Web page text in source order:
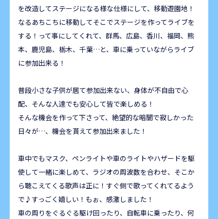
を改造してステージになる様な仕様にして、移動遊園地！
なるあちこちに移動してそこでステージを作ってライブを
する！って事にしてくれて、群馬、広島、香川、福岡、熊
本、鹿児島、栃木、千葉…と、車に乗っていながらライブ
に参加出来る！
普段小さな子供が居て参加出来ない、身体が不自由で心
配、そんな人達でも安心して皆で楽しめる！
そんな機会を作って下さって、絶望的な暗闇で寂しかった
日々が…、機会を貰えて参加出来ました！
車中でもマスク、ペンライトや車のライトやハザードを駆
使して一緒に楽しめて、ラジオの周波数を合わせ、そこか
ら聴こえてくる歌声は正に！すぐ側で歌ってくれてるよう
で♪すっごく嬉しい！もぉ、感激しました！
車の周りをぐるぐる駆け回ったり、自転車に乗ったり、何